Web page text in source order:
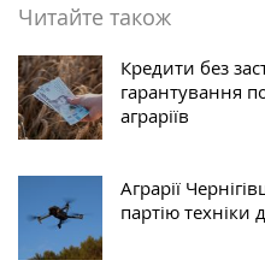
Читайте також
Кредити без
гарантування
аграріїв
Аграрії
партію техніки